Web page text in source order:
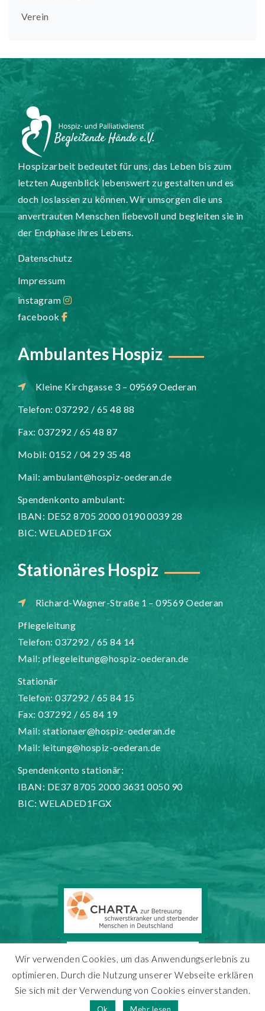
Verein
Hospizarbeit bedeutet für uns, das Leben bis zum
letzten Augenblick lebenswert zu gestalten und es
doch loslassen zu können. Wir umsorgen die uns
anvertrauten Menschen liebevoll und begleiten sie in
der Endphase ihres Lebens.
Datenschutz
Impressum
instagram
facebook
Ambulantes Hospiz
Kleine Kirchgasse 3 – 09569 Oederan
Telefon: 037292 / 65 48 88
Fax: 037292 / 65 48 87
Mobil: 0152 / 04 29 35 48
Mail: ambulant@hospiz-oederan.de
Spendenkonto ambulant:
IBAN: DE52 8705 2000 0190 0039 28
BIC: WELADED1FGX
Stationäres Hospiz
Richard-Wagner-Straße 1 – 09569 Oederan
Pflegeleitung
Telefon: 037292 / 65 84 14
Mail: pflegeleitung@hospiz-oederan.de
Stationär
Telefon: 037292 / 65 84 15
Fax: 037292 / 65 84 19
Mail: stationaer@hospiz-oederan.de
Mail: leitung@hospiz-oederan.de
Spendenkonto stationär:
IBAN: DE37 8705 2000 3631 0050 90
BIC: WELADED1FGX
Copyright 2025 - Hospiz Oederan
Wir verwenden Cookies, um das Anwendungserlebnis zu
optimieren. Durch die Nutzung unserer Webseite erklären
Sie sich mit der Verwendung von Cookies einverstanden.